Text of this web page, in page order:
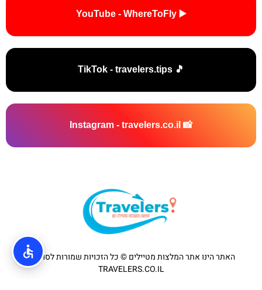
▶️ YouTube - WhereToFly
🎵 TikTok - travelers.tips
📸 Instagram - travelers.co.il
האתר הינו אתר המלצות מטיילים © כל הזכויות שמורות לסוכנות
TRAVELERS.CO.IL